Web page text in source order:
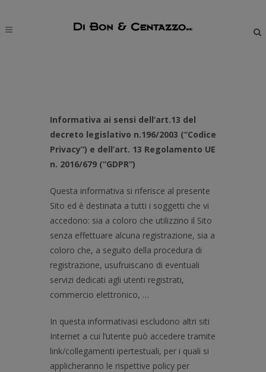
Informativa ai sensi dell’art.13 del
decreto legislativo n.196/2003 (“Codice
Privacy”) e dell’art. 13 Regolamento UE
n. 2016/679 (“GDPR”)
Questa informativa si riferisce al presente
Sito ed è destinata a tutti i soggetti che vi
accedono: sia a coloro che utilizzino il Sito
senza effettuare alcuna registrazione, sia a
coloro che, a seguito della procedura di
registrazione, usufruiscano di eventuali
servizi dedicati agli utenti registrati,
commercio elettronico, …
In questa informativasi escludono altri siti
Internet a cui l’utente può accedere tramite
link/collegamenti ipertestuali, per i quali si
applicheranno le rispettive policy per